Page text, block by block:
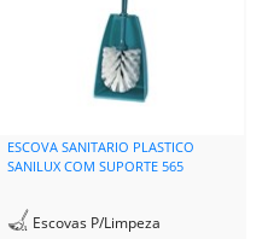
ESCOVA SANITARIO PLASTICO
SANILUX COM SUPORTE 565
Escovas P/Limpeza